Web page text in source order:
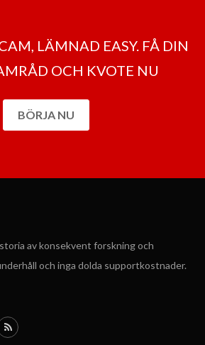
LÄMNAD EASY. FÅ DIN
OCH KVOTE NU
BÖRJA NU
av konsekvent forskning och
och inga dolda supportkostnader.